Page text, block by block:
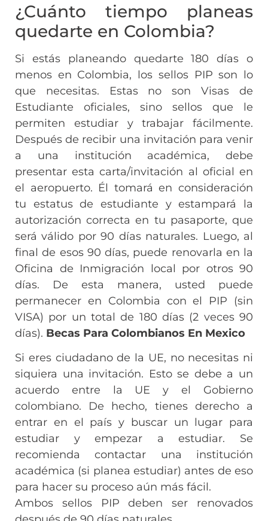
¿Cuánto tiempo planeas
quedarte en Colombia?
Si estás planeando quedarte 180 días o
menos en Colombia, los sellos PIP son lo
que necesitas. Estas no son Visas de
Estudiante oficiales, sino sellos que le
permiten estudiar y trabajar fácilmente.
Después de recibir una invitación para venir
a una institución académica, debe
presentar esta carta/invitación al oficial en
el aeropuerto. Él tomará en consideración
tu estatus de estudiante y estampará la
autorización correcta en tu pasaporte, que
será válido por 90 días naturales. Luego, al
final de esos 90 días, puede renovarla en la
Oficina de Inmigración local por otros 90
días. De esta manera, usted puede
permanecer en Colombia con el PIP (sin
VISA) por un total de 180 días (2 veces 90
días). Becas Para Colombianos En Mexico
Si eres ciudadano de la UE, no necesitas ni
siquiera una invitación. Esto se debe a un
acuerdo entre la UE y el Gobierno
colombiano. De hecho, tienes derecho a
entrar en el país y buscar un lugar para
estudiar y empezar a estudiar. Se
recomienda contactar una institución
académica (si planea estudiar) antes de eso
para hacer su proceso aún más fácil.
Ambos sellos PIP deben ser renovados